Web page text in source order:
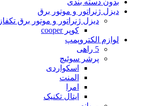
بدون دسته بندی
دیزل ژنراتور و موتور برق
دیزل ژنراتور و موتور برق تکفاز
کوپر cooper
لوازم الکتروپمپ
5 راهی
پرشر سوئیچ
اسکواردی
المنت
امرا
ایتال تکنیک